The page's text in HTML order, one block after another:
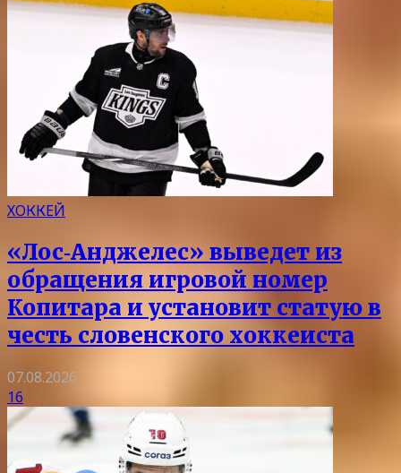
ХОККЕЙ
«Лос‑Анджелес» выведет из
обращения игровой номер
Копитара и установит статую в
честь словенского хоккеиста
07.08.2026
16